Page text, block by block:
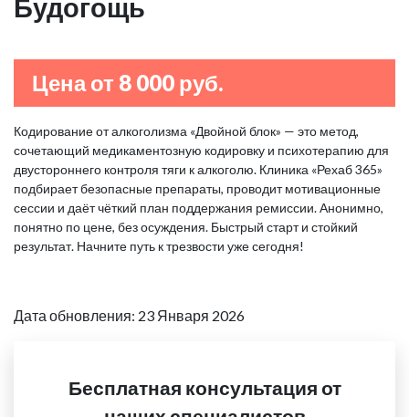
Будогощь
Цена от 8 000 руб.
Кодирование от алкоголизма «Двойной блок» — это метод,
сочетающий медикаментозную кодировку и психотерапию для
двустороннего контроля тяги к алкоголю. Клиника «Рехаб 365»
подбирает безопасные препараты, проводит мотивационные
сессии и даёт чёткий план поддержания ремиссии. Анонимно,
понятно по цене, без осуждения. Быстрый старт и стойкий
результат. Начните путь к трезвости уже сегодня!
Дата обновления: 23 Января 2026
Бесплатная консультация от